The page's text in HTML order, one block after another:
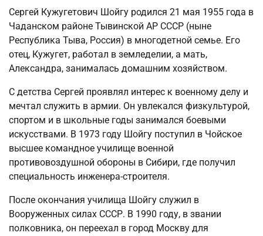
Сергей Кужугетович Шойгу родился 21 мая 1955 года в
Чаданском районе Тывинской АР СССР (ныне
Республика Тыва, Россия) в многодетной семье. Его
отец, Кужугет, работал в земледелии, а мать,
Александра, занималась домашним хозяйством.
С детства Сергей проявлял интерес к военному делу и
мечтал служить в армии. Он увлекался физкультурой,
спортом и в школьные годы занимался боевыми
искусствами. В 1973 году Шойгу поступил в Чойское
высшее командное училище военной
противовоздушной обороны в Сибири, где получил
специальность инженера-строителя.
После окончания училища Шойгу служил в
Вооруженных силах СССР. В 1990 году, в звании
полковника, он переехал в город Москву для